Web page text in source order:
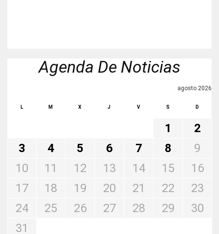
Agenda De Noticias
agosto 2026
L M X J V S D
1
2
3
4 5 6 7 8
9
10
11 12 13 14 15
16
17
18 19 20 21 22
23
24
25 26 27 28 29
30
31